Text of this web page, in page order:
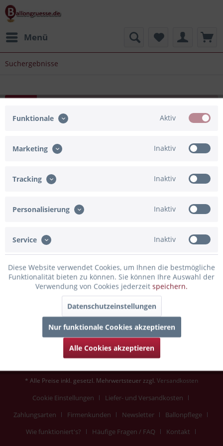
Menü
Suchergebnisse
Kontakt
Service
Informationen
Vertrag widerrufen
* Alle Preise inkl. gesetzl. Mehrwertsteuer zzgl. Versandkosten
Cookie Einstellungen
Liefer- und Versandkosten
Zahlungsarten
Firmenkunden Newsletter
Ballonpflege
Wie funktioniert's?
Häufige Fragen / FAQ
Kontakt
Funktionale Aktiv
Marketing Inaktiv
Tracking Inaktiv
Personalisierung Inaktiv
Service Inaktiv
Diese Website verwendet Cookies, um Ihnen die bestmögliche
Funktionalität bieten zu können. Sie können Ihre Auswahl der
Verwendung von Cookies jederzeit speichern.
Datenschutzeinstellungen
Nur funktionale Cookies akzeptieren
Alle Cookies akzeptieren